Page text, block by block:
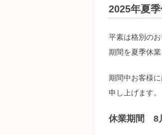
2025年夏
平素は格別の
期間を夏季休業
期間中お客様
申し上げます。
休業期間 8